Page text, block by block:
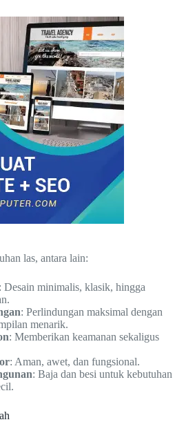
las, antara lain:
: Desain minimalis, klasik, hingga
: Perlindungan maksimal dengan
menarik.
: Memberikan keamanan sekaligus
: Aman, awet, dan fungsional.
: Baja dan besi untuk kebutuhan